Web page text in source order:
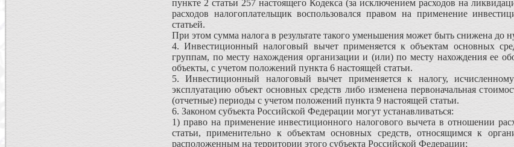
пункте 2 статьи 257 настоящего Кодекса (за исключением расходов на
расходов налогоплательщик воспользовался правом на применение
статьей.
При этом сумма налога в результате такого уменьшения может быть снижена до
4. Инвестиционный налоговый вычет применяется к объектам основных
группам, по месту нахождения организации и (или) по месту нахождения ее
объекты, с учетом положений пункта 6 настоящей статьи.
5. Инвестиционный налоговый вычет применяется к налогу,
эксплуатацию объект основных средств либо изменена первоначальная
(отчетные) периоды с учетом положений пункта 9 настоящей статьи.
6. Законом субъекта Российской Федерации могут устанавливаться:
1) право на применение инвестиционного налогового вычета в отношении
статьи, применительно к объектам основных средств, относящимся к
расположенным на территории этого субъекта Российской Федерации;